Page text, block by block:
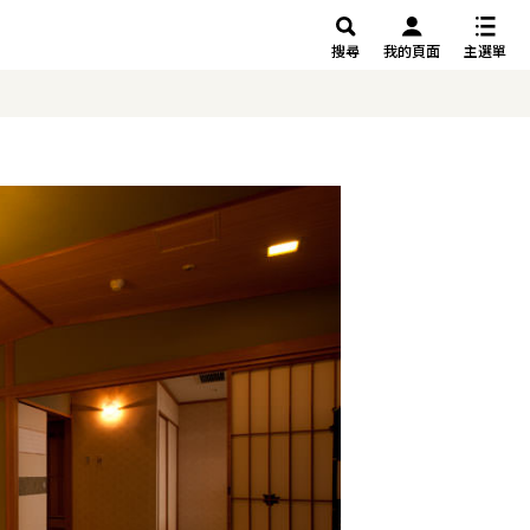
搜尋 我的頁面 主選單